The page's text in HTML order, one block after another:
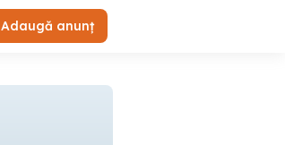
Adaugă anunț